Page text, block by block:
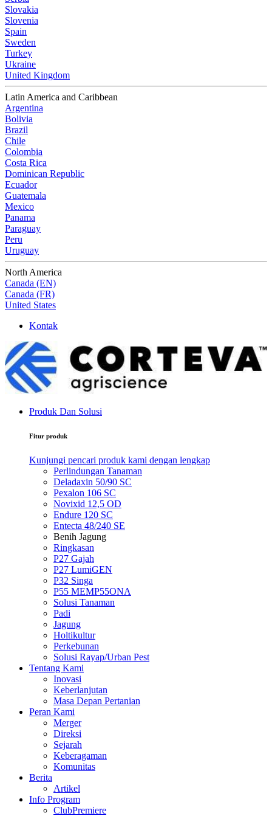
Slovakia
Slovenia
Spain
Sweden
Turkey
Ukraine
United Kingdom
Latin America and Caribbean
Argentina
Bolivia
Brazil
Chile
Colombia
Costa Rica
Dominican Republic
Ecuador
Guatemala
Mexico
Panama
Paraguay
Peru
Uruguay
North America
Canada (EN)
Canada (FR)
United States
Kontak
Produk Dan Solusi
Fitur produk
Kunjungi pencari produk kami dengan lengkap
Perlindungan Tanaman
Deladaxin 50/90 SC
Pexalon 106 SC
Novixid 12,5 OD
Endure 120 SC
Entecta 48/240 SE
Benih Jagung
Ringkasan
P27 Gajah
P27 LumiGEN
P32 Singa
P55 MEMP55ONA
Solusi Tanaman
Padi
Jagung
Holtikultur
Perkebunan
Solusi Rayap/Urban Pest
Tentang Kami
Inovasi
Keberlanjutan
Masa Depan Pertanian
Peran Kami
Merger
Direksi
Sejarah
Keberagaman
Komunitas
Berita
Artikel
Info Program
ClubPremiere